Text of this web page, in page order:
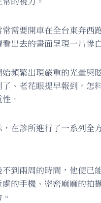
需要開車在全台東奔
出去的畫面呈現一片慘
頻繁出現嚴重的光暈
、老花眼提早報到，
。
在診所進行了一系列
到兩周的時間，他便
的手機、密密麻麻的